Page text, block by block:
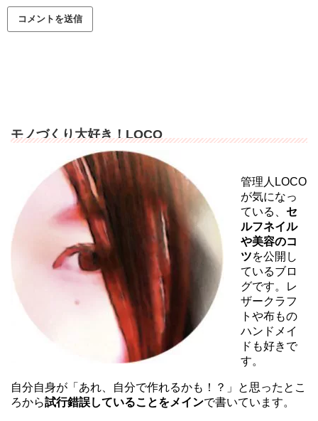
モノづくり大好き！LOCO
管理人LOCO
が気になっ
ている、 セ
ルフネイル
や美容のコ
ツを公開し
ているブロ
グです。レ
ザークラフ
トや布もの
ハンドメイ
ドも好きで
す。
自分自身が「あれ、自分で作れるかも！？」と思ったとこ
ろから試行錯誤していることをメインで書いています。